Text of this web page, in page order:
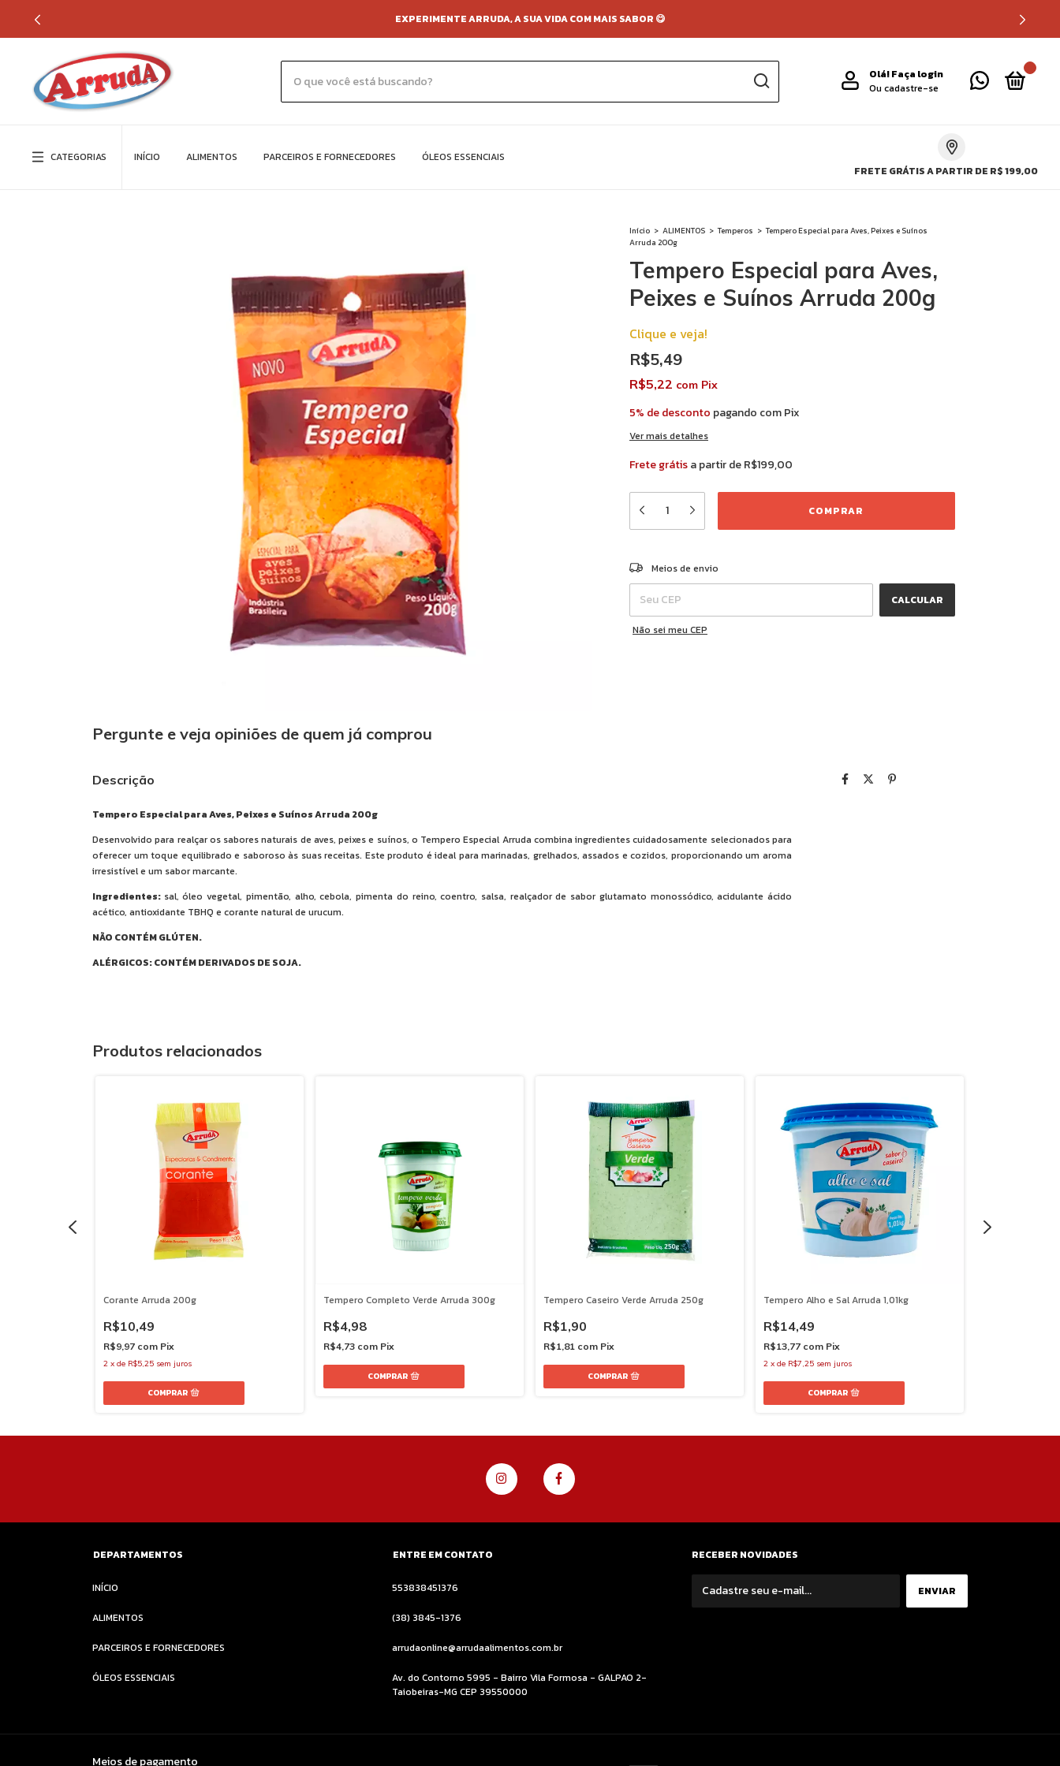
EXPERIMENTE ARRUDA, A SUA VIDA COM MAIS SABOR 😋
Olá!Faça login
Ou cadastre-se
CATEGORIAS INÍCIO ALIMENTOS PARCEIROS E FORNECEDORES
ÓLEOS ESSENCIAIS
FRETE GRÁTIS A PARTIR DE R$ 199,00
Início > ALIMENTOS > Temperos > Tempero Especial para Aves, Peixes e Suínos
Arruda 200g
Tempero Especial para Aves,
Peixes e Suínos Arruda 200g
Clique e veja!
R$5,49
R$5,22 com Pix
5% de desconto pagando com Pix
Ver mais detalhes
Frete grátisa partir deR$199,00
Entregas para o CEP:
Meios de envio
CALCULAR
Não sei meu CEP
Pergunte e veja opiniões de quem já comprou
Descrição
Tempero Especial para Aves, Peixes e Suínos Arruda 200g
Desenvolvido para realçar os sabores naturais de aves, peixes e suínos, o Tempero Especial Arruda combina ingredientes cuidadosamente selecionados para
oferecer um toque equilibrado e saboroso às suas receitas. Este produto é ideal para marinadas, grelhados, assados e cozidos, proporcionando um aroma
irresistível e um sabor marcante.
Ingredientes: sal, óleo vegetal, pimentão, alho, cebola, pimenta do reino, coentro, salsa, realçador de sabor glutamato monossódico, acidulante ácido
acético, antioxidante TBHQ e corante natural de urucum.
NÃO CONTÉM GLÚTEN.
ALÉRGICOS: CONTÉM DERIVADOS DE SOJA.
Produtos relacionados
Corante Arruda 200g
R$10,49
R$9,97 com Pix
2 x de R$5,25 sem juros
Tempero Completo Verde Arruda 300g
R$4,98
R$4,73 com Pix
Tempero Caseiro Verde Arruda 250g
R$1,90
R$1,81 com Pix
Tempero Alho e Sal Arruda 1,01kg
R$14,49
R$13,77 com Pix
2 x de R$7,25 sem juros
DEPARTAMENTOS
INÍCIO
ALIMENTOS
PARCEIROS E FORNECEDORES
ÓLEOS ESSENCIAIS
ENTRE EM CONTATO
553838451376
(38) 3845-1376
arrudaonline@arrudaalimentos.com.br
Av. do Contorno 5995 - Bairro Vila Formosa - GALPAO 2-
Taiobeiras-MG CEP 39550000
RECEBER NOVIDADES
Meios de pagamento